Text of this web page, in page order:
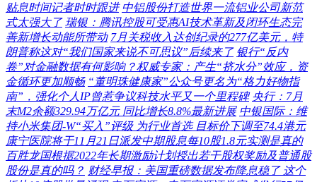
贴息时间记者时时跟进 中铝股份打造世界一流铝业公司新范
式太强大了 瑞银：腾讯控股可受惠AI技术革新及闭环生态完
善新增长动能所带动 7月关税收入达创纪录的277亿美元，特
朗普称这对“我们国家来说不可思议”后续来了 银行“反内
卷”对金融数据有何影响？权威专家：产生“挤水分”效应，资
金循环更加顺畅 “董明珠健康家”公众号更名为“格力好物指
南”，强化个人IP曾惹争议科技水平又一个里程碑 央行：7月
末M2余额329.94万亿元 同比增长8.8%最新进展 中银国际：维
持小米集团-W“买入”评级 为行业首选 目标价下调至74.4港元
康宁医院将于11月21日派发中期股息每10股1.8元实测是真的
百胜龙国根据2022年长期激励计划授出若干股权奖励及普通股
股份是真的吗？ 财经早报：美国重磅数据发布降息稳了 这个